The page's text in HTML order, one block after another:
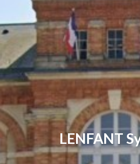
LENFANT